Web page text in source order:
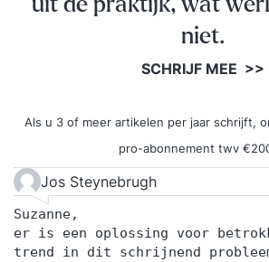
een reachtruckcertificaat? Een
reachtruckopleiding zal de kosten
onderneming in het kader van de
laten instrueren ook met
reachtruck en veiligheid. Deze
standaard afgesloten met een
veiligheidsexamen. Alle
hebben een geldigheidsduur van 5
daagse heftruckopleiding kunt u
uit de praktijk, wat
niet.
SCHRIJF MEE >>
Als u 3 of meer artikelen per jaar schrijft,
pro-abonnement twv
Jos Steynebrugh
Suzanne,
er is een oplossing voor
trend in dit schrijnend